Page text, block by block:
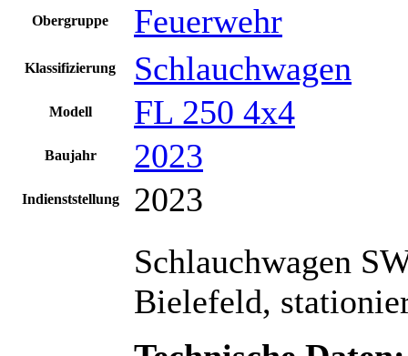
Obergruppe Feuerwehr
Klassifizierung Schlauchwagen
Modell FL 250 4x4
Baujahr 2023
Indienststellung
2023
Schlauchwagen
Bielefeld,